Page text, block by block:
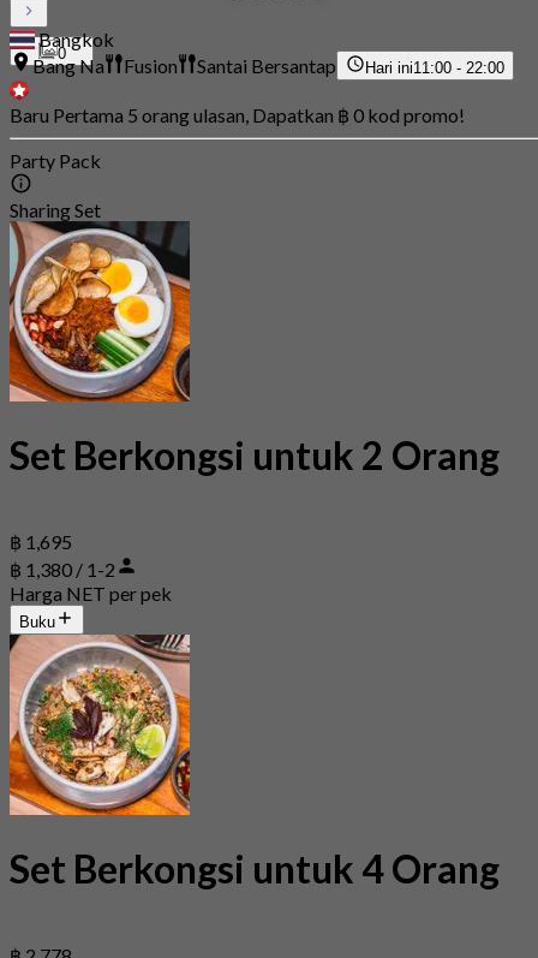
0
Bangkok
Bang Na
Fusion Santai Bersantap Hari ini11:00 - 22:00
Baru Pertama 5 orang ulasan, Dapatkan ฿ 0 kod promo!
Party Pack
Sharing Set
Set Berkongsi untuk 2 Orang
฿ 1,695
฿ 1,380 / 1-2
Harga NET per pek
Buku
Set Berkongsi untuk 4 Orang